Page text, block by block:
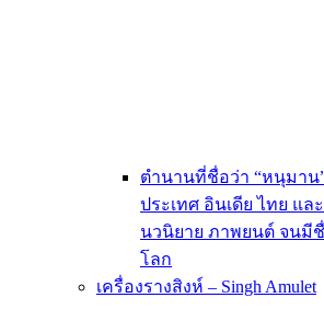
ตำนานที่ชื่อว่า “หนุมาน
ประเทศ อินเดีย ไทย แล
นวนิยาย ภาพยนต์ จนมีชื่
โลก
เครื่องรางสิงห์ – Singh Amulet